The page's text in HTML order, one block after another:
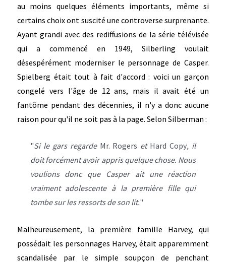
au moins quelques éléments importants, même si
certains choix ont suscité une controverse surprenante.
Ayant grandi avec des rediffusions de la série télévisée
qui a commencé en 1949, Silberling voulait
désespérément moderniser le personnage de Casper.
Spielberg était tout à fait d'accord : voici un garçon
congelé vers l'âge de 12 ans, mais il avait été un
fantôme pendant des décennies, il n'y a donc aucune
raison pour qu'il ne soit pas à la page. Selon Silberman :
"Si le gars regarde Mr. Rogers et Hard Copy, il
doit forcément avoir appris quelque chose. Nous
voulions donc que Casper ait une réaction
vraiment adolescente à la première fille qui
tombe sur les ressorts de son lit."
Malheureusement, la première famille Harvey, qui
possédait les personnages Harvey, était apparemment
scandalisée par le simple soupçon de penchant